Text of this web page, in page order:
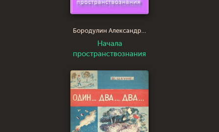
Бородулин Александр Иванович saci
Начала
пространствознания